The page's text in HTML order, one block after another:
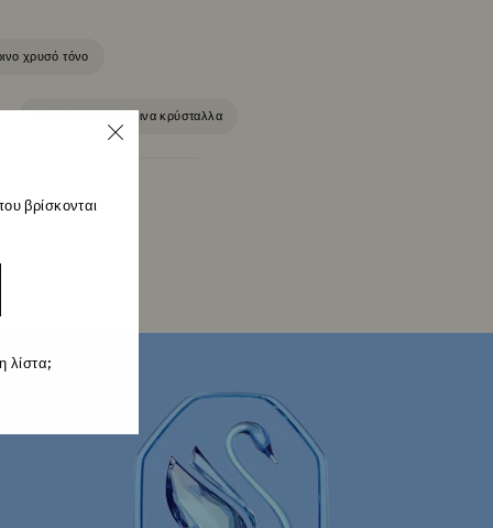
χρυσό τόνο
Κοσμήματα με κίτρινα κρύσταλλα
Φθινόπωρο-Χειμώνας 2025
για την Παραμονή της Πρωτοχρονιάς
Κρυστάλλινα κοσμήματα με φεγγάρι
βρίσκονται
λίστα;